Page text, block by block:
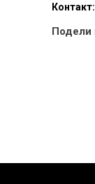
Контакт:
Подели